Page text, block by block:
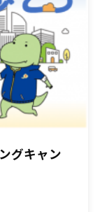
グキャン